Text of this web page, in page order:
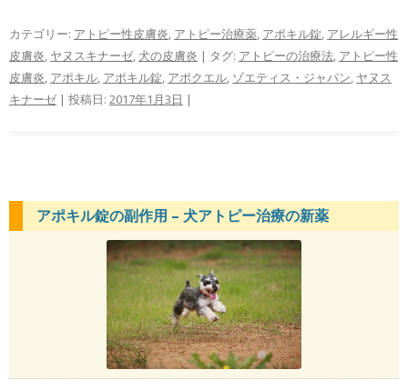
カテゴリー: アトピー性皮膚炎 アトピー治療薬 アポキル錠 アレルギー性
皮膚炎 ヤヌスキナーゼ 犬の皮膚炎 | タグ: アトピーの治療法 アトピー性
皮膚炎 アポキル アポキル錠 アポクエル ゾエティス・ジャパン ヤヌス
キナーゼ | 投稿日: 2017年1月3日 |
アポキル錠の副作用 – 犬アトピー治療の新薬